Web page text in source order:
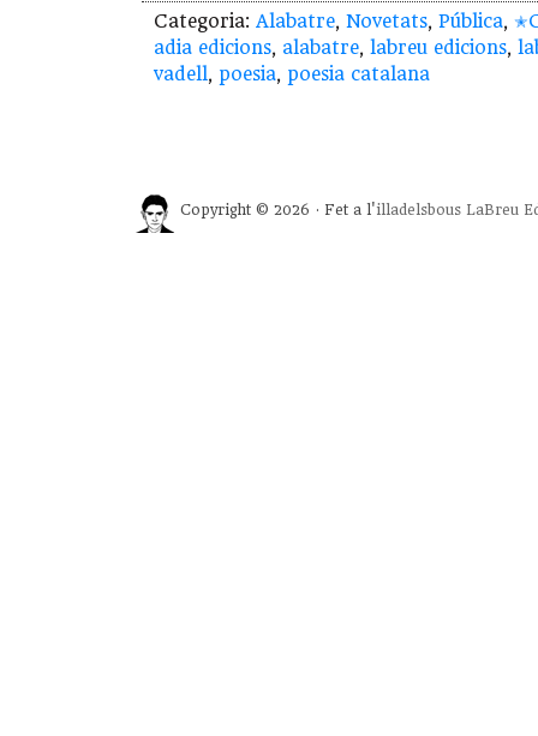
Categoria: Alabatre, Novetats, Pública,
adia edicions, alabatre, labreu edicions,
vadell, poesia, poesia catalana
Copyright © 2026 · Fet a l'illadelsbous LaBreu